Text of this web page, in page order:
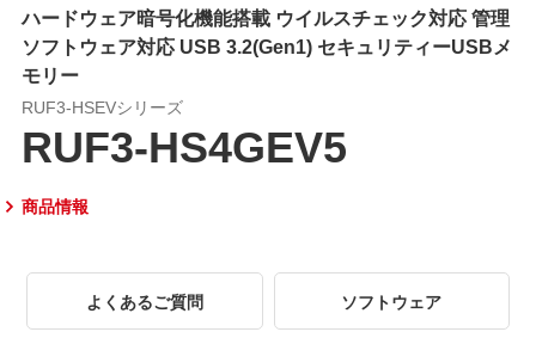
ハードウェア暗号化機能搭載 ウイルスチェック対応 管理
ソフトウェア対応 USB 3.2(Gen1) セキュリティーUSBメ
モリー
RUF3-HSEVシリーズ
RUF3-HS4GEV5
商品情報
よくあるご質問 ソフトウェア